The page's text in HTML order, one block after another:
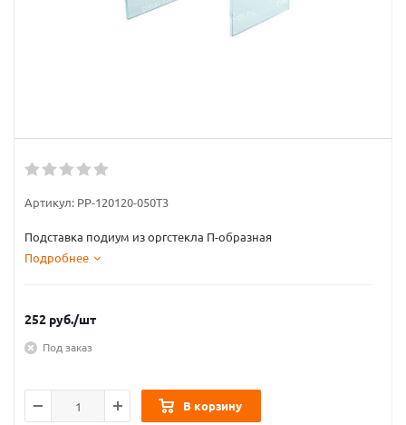
Артикул: PP-120120-050T3
Подставка подиум из оргстекла П-образная
Подробнее
252 руб./шт
Под заказ
В корзину